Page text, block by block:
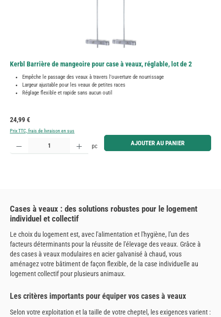
Kerbl Barrière de mangeoire pour case à veaux, réglable, lot de 2
Empêche le passage des veaux à travers l'ouverture de nourrissage
Largeur ajustable pour les veaux de petites races
Réglage flexible et rapide sans aucun outil
Prix régulier :
24,99 €
Prix TTC, frais de livraison en sus
Quantité de produit : Entrez la quantité souhaitée ou utilisez les boutons pour augmenter ou
pc AJOUTER AU PANIER
Cases à veaux : des solutions robustes pour le logement
individuel et collectif
Le choix du logement est, avec l'alimentation et l'hygiène, l'un des
facteurs déterminants pour la réussite de l'élevage des veaux. Grâce à
des cases à veaux modulaires en acier galvanisé à chaud, vous
aménagez votre bâtiment de façon flexible, de la case individuelle au
logement collectif pour plusieurs animaux.
Les critères importants pour équiper vos cases à veaux
Selon votre exploitation et la taille de votre cheptel, les exigences varient :